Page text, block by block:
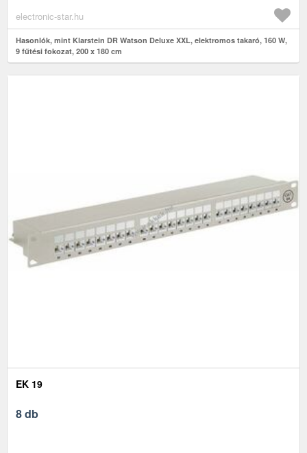
electronic-star.hu
Hasonlók, mint Klarstein DR Watson Deluxe XXL, elektromos takaró, 160 W,
9 fűtési fokozat, 200 x 180 cm
EK 19
8 db